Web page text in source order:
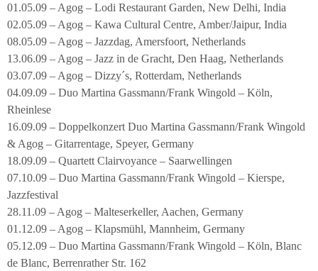
01.05.09 – Agog – Lodi Restaurant Garden, New Delhi, India
02.05.09 – Agog – Kawa Cultural Centre, Amber/Jaipur, India
08.05.09 – Agog – Jazzdag, Amersfoort, Netherlands
13.06.09 – Agog – Jazz in de Gracht, Den Haag, Netherlands
03.07.09 – Agog – Dizzy´s, Rotterdam, Netherlands
04.09.09 – Duo Martina Gassmann/Frank Wingold – Köln,
Rheinlese
16.09.09 – Doppelkonzert Duo Martina Gassmann/Frank Wingold
& Agog – Gitarrentage, Speyer, Germany
18.09.09 – Quartett Clairvoyance – Saarwellingen
07.10.09 – Duo Martina Gassmann/Frank Wingold – Kierspe,
Jazzfestival
28.11.09 – Agog – Malteserkeller, Aachen, Germany
01.12.09 – Agog – Klapsmühl, Mannheim, Germany
05.12.09 – Duo Martina Gassmann/Frank Wingold – Köln, Blanc
de Blanc, Berrenrather Str. 162